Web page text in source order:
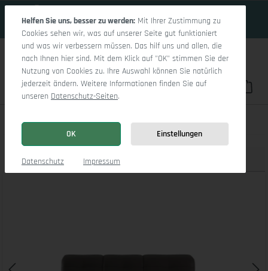
Du hast 0
Sitz Concept smart 1001 Canapé Medium R
Produktbilder
Helfen Sie uns, besser zu werden: Mit Ihrer Zustimmung zu
Cookies sehen wir, was auf unserer Seite gut funktioniert
und was wir verbessern müssen. Das hilf uns und allen, die
nach Ihnen hier sind. Mit dem Klick auf "OK" stimmen Sie der
Nutzung von Cookies zu. Ihre Auswahl können Sie natürlich
jederzeit ändern. Weitere Informationen finden Sie auf
unseren Datenschutz-Seiten.
OK Einstellungen
Datenschutz Impressum